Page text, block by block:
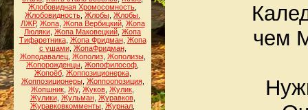
Жлобовидная Хромосомность
Жлобовидность Жлобы Жлобы.
ЛЖР, Жопа, Жопа Вербицкий, Жопа
Люляки Жопа Маковецкий Жопа
Тифаретника, Жопа Фридман, Жопа
с ушами, ЖопаФридман,
Жоподавалец, Жополиз, Жополизы,
Жопорожденцы Жопофилософ
Жопоёб, Жоппозиционерка,
Жоппозиционеры, Жоппоопозиция,
Жопшник Жу, Жуков Жулик
Жулики, Жульман, Журавков,
Журавковкомменты Журнал
чем